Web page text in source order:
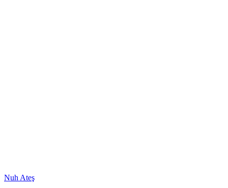
Nuh Ateş